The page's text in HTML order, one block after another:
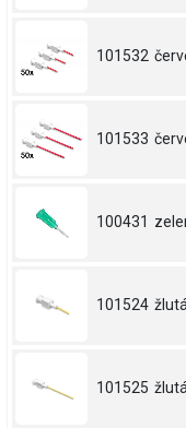
101532
101533
100431
101524
101525